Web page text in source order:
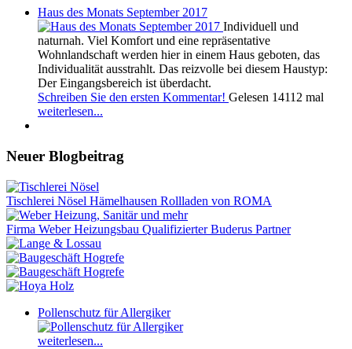
Haus des Monats September 2017
Individuell und
naturnah. Viel Komfort und eine repräsentative
Wohnlandschaft werden hier in einem Haus geboten, das
Individualität ausstrahlt. Das reizvolle bei diesem Haustyp:
Der Eingangsbereich ist überdacht.
Schreiben Sie den ersten Kommentar! Gelesen 14112 mal
weiterlesen...
Neuer Blogbeitrag
Tischlerei Nösel Hämelhausen Rollladen von ROMA
Firma Weber Heizungsbau Qualifizierter Buderus Partner
Pollenschutz für Allergiker
weiterlesen...